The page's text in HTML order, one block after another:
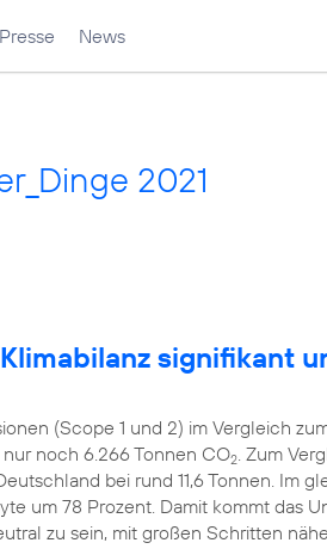
Presse News
2021
signifikant
(Scope 1 und 2) im Vergleich
noch 6.266 Tonnen CO2. Zum
bei rund 11,6 Tonnen. Im
um 78 Prozent. Damit kommt das
zu sein, mit großen Schritten